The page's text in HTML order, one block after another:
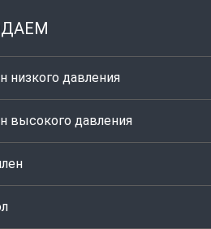
низкого давления
высокого давления